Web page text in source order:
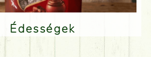
Édességek